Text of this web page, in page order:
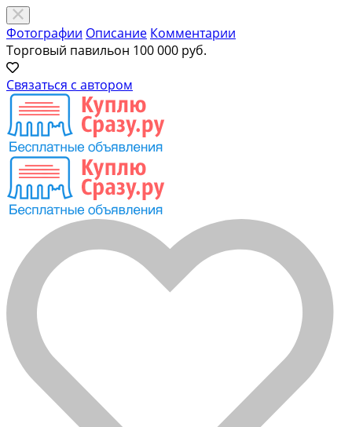
Фотографии Описание Комментарии
Торговый павильон 100 000 руб.
Связаться с автором